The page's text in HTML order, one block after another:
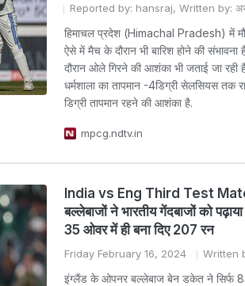
Reported by: hansraj, Written by:
हिमाचल प्रदेश (Himachal Pradesh) में
ऐसे में मैच के दौरान भी बारिश होने की
दौरान ओले गिरने की आशंका भी जताई जा रही
धर्मशाला का तापमान -4डिग्री सेलसियस तक
डिग्री तापमान रहने की आशंका है.
mpcg.ndtv.in
India vs Eng Third Test
बल्लेबाजों ने भारतीय गेंदबाजों को
35 ओवर में ही बना दिए 207 रन
Friday February 16, 2024 Written
इंग्लैंड के ओपनर बल्लेबाज बेन डकेत ने सिर्फ